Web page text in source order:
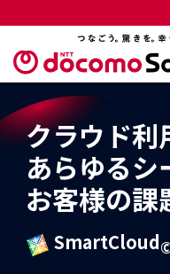
クラウド利
あらゆるシ
お客様の課
SmartCloud